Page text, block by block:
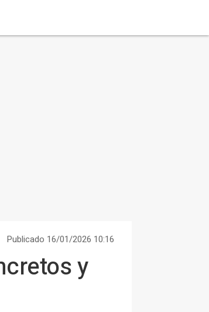
Publicado 16/01/2026 10:16
y